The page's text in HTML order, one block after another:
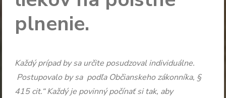
plnenie.
Každý prípad by sa určite posudzoval individuálne.
Postupovalo by sa podľa Občianskeho zákonníka, §
415 cit.“ Každý je povinný počínať si tak, aby